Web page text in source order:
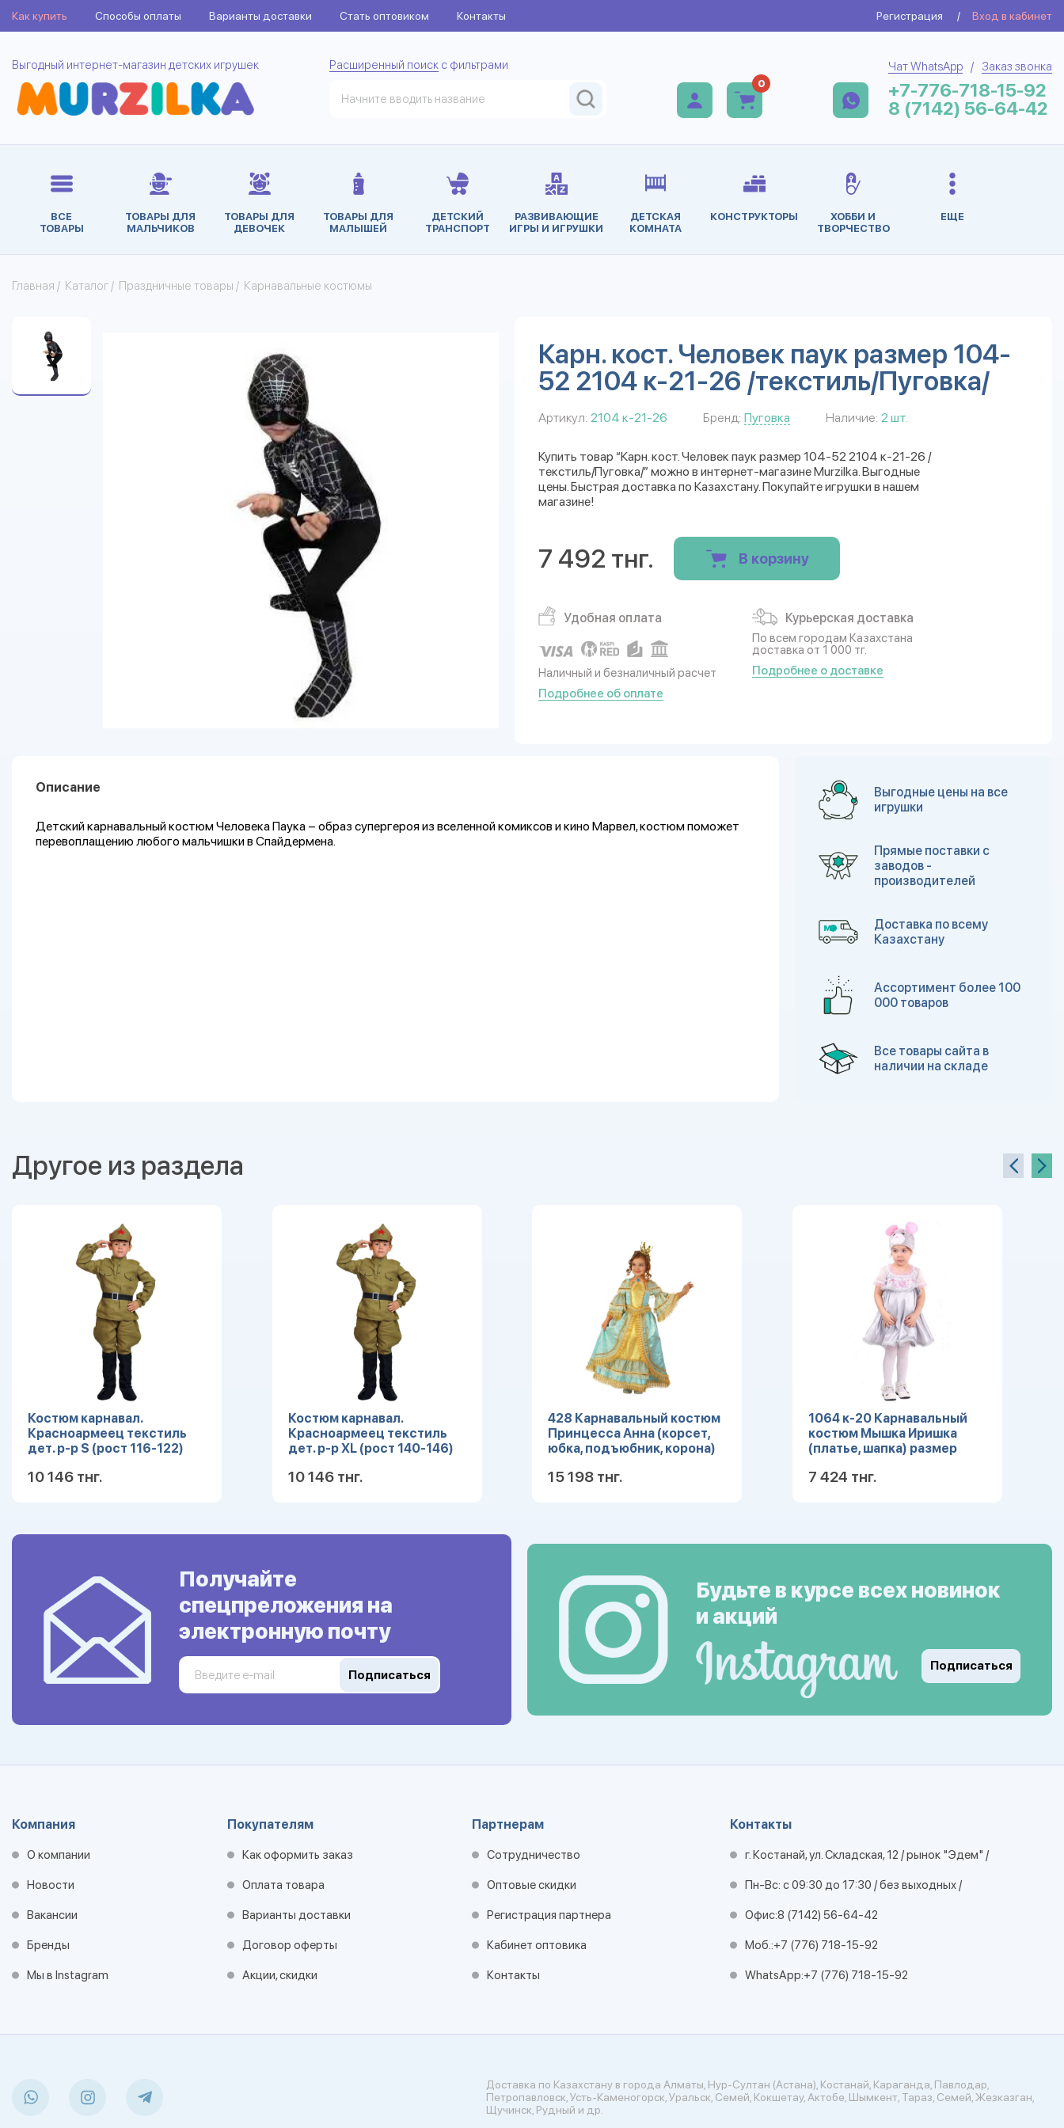
Как купить Способы оплаты Варианты доставки Стать оптовиком Контакты Регистрация / Вход в кабинет
Выгодный интернет-магазин детских игрушек Расширенный поиск с фильтрами
0
Чат WhatsApp / Заказ звонка
+7-776-718-15-92
8 (7142) 56-64-42
ВСЕ
ТОВАРЫ
ТОВАРЫ ДЛЯ
МАЛЬЧИКОВ
ТОВАРЫ ДЛЯ
ДЕВОЧЕК
ТОВАРЫ ДЛЯ
МАЛЫШЕЙ
ДЕТСКИЙ
ТРАНСПОРТ
РАЗВИВАЮЩИЕ
ИГРЫ И ИГРУШКИ
ДЕТСКАЯ
КОМНАТА
КОНСТРУКТОРЫ
ХОББИ И
ТВОРЧЕСТВО
ЕЩЕ
Главная / Каталог / Праздничные товары / Карнавальные костюмы
Карн. кост. Человек паук размер 104-
52 2104 к-21-26 /текстиль/Пуговка/
Артикул: 2104 к-21-26 Бренд: Пуговка Наличие: 2 шт.
Купить товар “Карн. кост. Человек паук размер 104-52 2104 к-21-26 /
текстиль/Пуговка/” можно в интернет-магазине Murzilka. Выгодные
цены. Быстрая доставка по Казахстану. Покупайте игрушки в нашем
магазине!
7 492 тнг. В корзину
Удобная оплата
Наличный и безналичный расчет
Подробнее об оплате
Курьерская доставка
По всем городам Казахстана
доставка от 1 000 тг.
Подробнее о доставке
Описание
Детский карнавальный костюм Человека Паука – образ супергероя из вселенной комиксов и кино Марвел, костюм поможет
перевоплащению любого мальчишки в Спайдермена.
Выгодные цены на все
игрушки
Прямые поставки с
заводов -
производителей
Доставка по всему
Казахстану
Ассортимент более 100
000 товаров
Все товары сайта в
наличии на складе
Другое из раздела
Костюм карнавал.
Красноармеец текстиль
дет. р-р S (рост 116-122)
10 146 тнг.
Костюм карнавал.
Красноармеец текстиль
дет. р-р XL (рост 140-146)
10 146 тнг.
428 Карнавальный костюм
Принцесса Анна (корсет,
юбка, подъюбник, корона)
15 198 тнг.
1064 к-20 Карнавальный
костюм Мышка Иришка
(платье, шапка) размер
7 424 тнг.
Получайте
спецпреложения на
электронную почту
Подписаться
Будьте в курсе всех новинок
и акций
Подписаться
Компания
О компании
Новости
Вакансии
Бренды
Мы в Instagram
Покупателям
Как оформить заказ
Оплата товара
Варианты доставки
Договор оферты
Акции, скидки
Партнерам
Сотрудничество
Оптовые скидки
Регистрация партнера
Кабинет оптовика
Контакты
Контакты
г. Костанай, ул. Складская, 12 / рынок "Эдем" /
Пн-Вс: с 09:30 до 17:30 / без выходных /
Офис:8 (7142) 56-64-42
Моб.:+7 (776) 718-15-92
WhatsApp:+7 (776) 718-15-92
Доставка по Казахстану в города Алматы, Нур-Султан (Астана), Костанай, Караганда, Павлодар,
Петропавловск, Усть-Каменогорск, Уральск, Семей, Кокшетау, Актобе, Шымкент, Тараз, Семей, Жезказган,
Щучинск, Рудный и др.